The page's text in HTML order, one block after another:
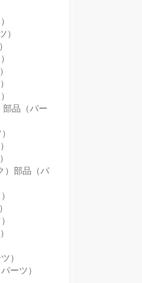
）
部品（パー
）部品（パ
）
ーツ）